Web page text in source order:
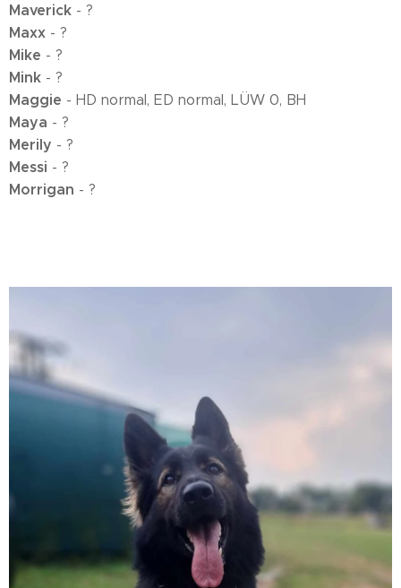
Maverick - ?
Maxx - ?
Mike - ?
Mink - ?
Maggie - HD normal, ED normal, LÜW 0, BH
Maya - ?
Merily - ?
Messi - ?
Morrigan - ?